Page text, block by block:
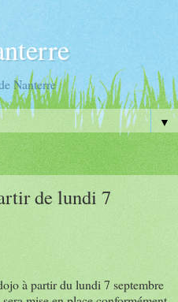
Nanterre
▼
de lundi 7
à partir du lundi 7 septembre